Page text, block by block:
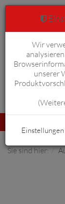
umschalten
Sie sind hier:
Wir
unserer
(
Einstellungen